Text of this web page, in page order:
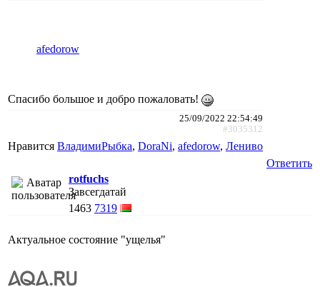
afedorow
Спасибо большое и добро пожаловать!
25/09/2022 22:54:49
#3035312
Нравится ВладимиРыбка, DoraNi, afedorow, Лениво
Ответить
rotfuchs
Завсегдатай
1463 7319
Актуальное состояние "ущелья"